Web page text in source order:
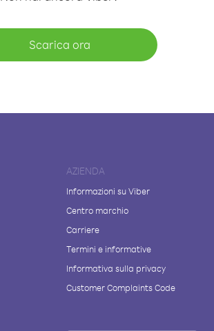
Scarica ora
AZIENDA
Informazioni su Viber
Centro marchio
Carriere
Termini e informative
Informativa sulla privacy
Customer Complaints Code